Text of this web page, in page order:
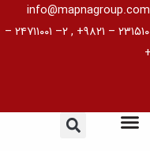
info@mapnagroup.com
۲– ۲۳۱۵۱۰۰۱ – ۹۸۲۱+ , ۲– ۲۴۷۱۱۰۰۱ –